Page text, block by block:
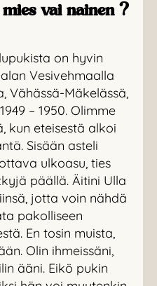
vai nainen ?
on hyvin
Vesivehmaalla
Vähässä-Mäkelässä,
– 1950. Olimme
kun eteisestä alkoi
Sisään asteli
ulkoasu, ties
päällä. Äitini Ulla
jotta voin nähdä
pakolliseen
En tosin muista,
Olin ihmeissäni,
ääni. Eikö pukin